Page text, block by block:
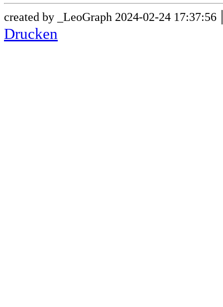
created by _LeoGraph 2024-02-24 17:37:56
Drucken